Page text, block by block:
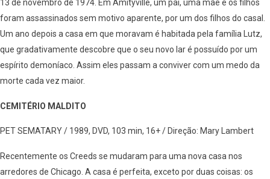
13 de novembro de 1974. Em Amityville, um pai, uma mãe e os filhos
foram assassinados sem motivo aparente, por um dos filhos do casal.
Um ano depois a casa em que moravam é habitada pela família Lutz,
que gradativamente descobre que o seu novo lar é possuído por um
espírito demoníaco. Assim eles passam a conviver com um medo da
morte cada vez maior.
CEMITÉRIO MALDITO
PET SEMATARY / 1989, DVD, 103 min, 16+ / Direção: Mary Lambert
Recentemente os Creeds se mudaram para uma nova casa nos
arredores de Chicago. A casa é perfeita, exceto por duas coisas: os